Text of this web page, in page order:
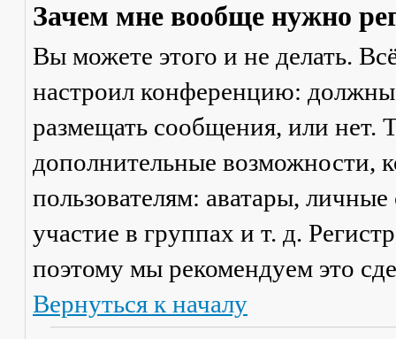
Зачем мне вообще нужно
Вы можете этого и не делать.
настроил конференцию: должны
размещать сообщения, или нет.
дополнительные возможности,
пользователям: аватары,
участие в группах и т. д.
поэтому мы рекомендуем это
Вернуться к началу